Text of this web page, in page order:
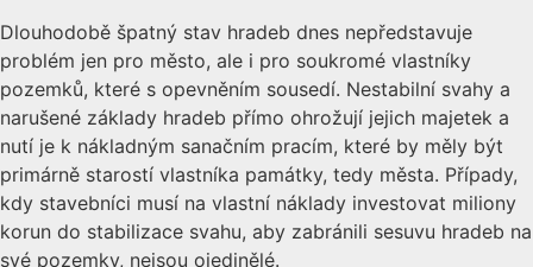
Dlouhodobě špatný stav hradeb dnes nepředstavuje
problém jen pro město, ale i pro soukromé vlastníky
pozemků, které s opevněním sousedí. Nestabilní svahy a
narušené základy hradeb přímo ohrožují jejich majetek a
nutí je k nákladným sanačním pracím, které by měly být
primárně starostí vlastníka památky, tedy města. Případy,
kdy stavebníci musí na vlastní náklady investovat miliony
korun do stabilizace svahu, aby zabránili sesuvu hradeb na
své pozemky, nejsou ojedinělé.